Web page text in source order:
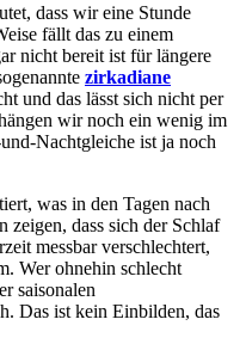
dass wir eine Stunde
fällt das zu einem
nicht bereit ist für längere
zirkadiane
und das lässt sich nicht per
wir noch ein wenig im
Nachtgleiche ist ja noch
was in den Tagen nach
zeigen, dass sich der Schlaf
messbar verschlechtert,
Wer ohnehin schlecht
saisonalen
Das ist kein Einbilden, das